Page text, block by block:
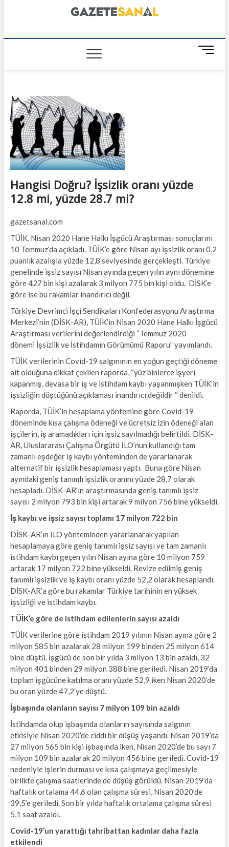
GazeteSanal
M
n
Hangisi Doğru? İşsizlik oranı yüzde
12.8 mi, yüzde 28.7 mi?
gazetsanal.com
TÜİK, Nisan 2020 Hane Halkı İşgücü Araştırması sonuçlarını
10 Temmuz’da açıkladı. TÜİK’e göre Nisan ayı işsizlik oranı 0,2
puanlık azalışla yüzde 12,8 seviyesinde gerçekleşti. Türkiye
genelinde işsiz sayısı Nisan ayında geçen yılın aynı dönemine
göre 427 bin kişi azalarak 3 milyon 775 bin kişi oldu. DİSK’e
göre ise bu rakamlar inandırıcı değil.
Türkiye Devrimci İşçi Sendikaları Konfederasyonu Araştırma
Merkezi’nin (DİSK-AR), TÜİK’in Nisan 2020 Hane Halkı İşgücü
Araştırması verilerini değerlendirdiği “Temmuz 2020
dönemi İşsizlik ve İstihdamın Görümümü Raporu” yayımlandı.
TÜİK verilerinin Covid-19 salgınının en yoğun geçtiği döneme
ait olduğuna dikkat çekilen raporda, “yüz binlerce işyeri
kapanmış, devasa bir iş ve istihdam kaybı yaşanmışken TÜİK’in
işsizliğin düştüğünü açıklaması inandırıcı değildir “ denildi.
Raporda, TÜİK’in hesaplama yöntemine göre Covid-19
döneminde kısa çalışma ödeneği ve ücretsiz izin ödeneği alan
işçilerin, iş aramadıkları için işsiz sayılmadığı belirtildi. DİSK-
AR, Uluslararası Çalışma Örgütü ILO’nun kullandığı tam
zamanlı eşdeğer iş kaybı yönteminden de yararlanarak
alternatif bir işsizlik hesaplaması yaptı. Buna göre Nisan
ayındaki geniş tanımlı işsizlik oranını yüzde 28,7 olarak
hesapladı. DİSK-AR’ın araştırmasında geniş tanımlı işsiz
sayısı 2 milyon 793 bin kişi artarak 9 milyon 756 bine yükseldi.
İş kaybı ve işsiz sayısı toplamı 17 milyon 722 bin
DİSK-AR’ın ILO yönteminden yararlanarak yapılan
hesaplamaya göre geniş tanımlı işsiz sayısı ve tam zamanlı
istihdam kaybı geçen yılın Nisan ayına göre 10 milyon 759
artarak 17 milyon 722 bine yükseldi. Revize edilmiş geniş
tanımlı işsizlik ve iş kaybı oranı yüzde 52,2 olarak hesaplandı.
DİSK-AR’a göre bu rakamlar Türkiye tarihinin en yüksek
işsizliği ve istihdam kaybı.
TÜİK’e göre de istihdam edilenlerin sayısı azaldı
TÜİK verilerine göre istihdam 2019 yılının Nisan ayına göre 2
milyon 585 bin azalarak 28 milyon 199 binden 25 milyon 614
bine düştü. İşgücü de son bir yılda 3 milyon 13 bin azaldı, 32
milyon 401 binden 29 milyon 388 bine geriledi. Nisan 2019’da
toplam işgücüne katılma oranı yüzde 52,9 iken Nisan 2020’de
bu oran yüzde 47,2’ye düştü.
İşbaşında olanların sayısı 7 milyon 109 bin azaldı
İstihdamda olup işbaşında olanların sayısında salgının
etkisiyle Nisan 2020’de ciddi bir düşüş yaşandı. Nisan 2019’da
27 milyon 565 bin kişi işbaşında iken, Nisan 2020’de bu sayı 7
milyon 109 bin azalarak 20 milyon 456 bine geriledi. Covid-19
nedeniyle işlerin durması ve kısa çalışmaya geçilmesiyle
birlikte çalışma saatlerinde de düşüş görüldü. Nisan 2019’da
haftalık ortalama 44,6 olan çalışma süresi, Nisan 2020’de
39,5’e geriledi. Son bir yılda haftalık ortalama çalışma süresi
5,1 saat azaldı.
Covid-19’un yarattığı tahribattan kadınlar daha fazla
etkilendi